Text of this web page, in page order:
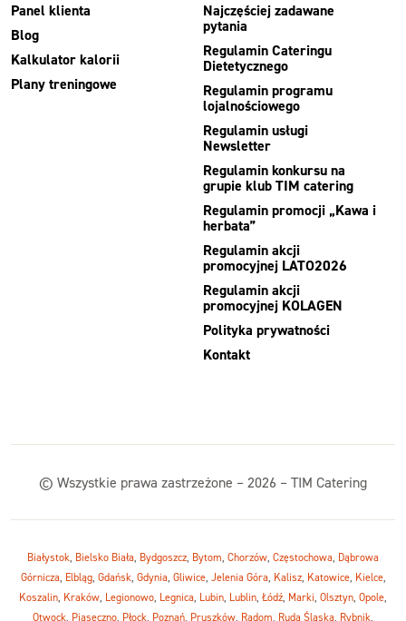
Panel klienta
Blog
Kalkulator kalorii
Plany treningowe
Najczęściej zadawane
pytania
Regulamin Cateringu
Dietetycznego
Regulamin programu
lojalnościowego
Regulamin usługi
Newsletter
Regulamin konkursu na
grupie klub TIM catering
Regulamin promocji „Kawa i
herbata”
Regulamin akcji
promocyjnej LATO2026
Regulamin akcji
promocyjnej KOLAGEN
Polityka prywatności
Kontakt
© Wszystkie prawa zastrzeżone – 2026 – TIM Catering
Białystok, Bielsko Biała, Bydgoszcz, Bytom, Chorzów, Częstochowa, Dąbrowa
Górnicza, Elbląg, Gdańsk, Gdynia, Gliwice, Jelenia Góra, Kalisz, Katowice, Kielce,
Koszalin, Kraków, Legionowo, Legnica, Lubin, Lublin, Łódź, Marki, Olsztyn, Opole,
Otwock, Piaseczno, Płock, Poznań, Pruszków, Radom, Ruda Śląska, Rybnik,